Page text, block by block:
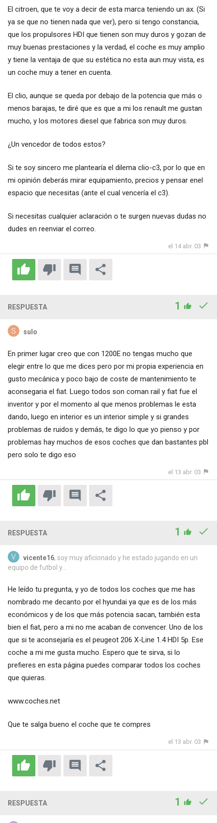
El citroen, que te voy a decir de esta marca teniendo un ax. (Si
ya se que no tienen nada que ver), pero si tengo constancia,
que los propulsores HDI que tienen son muy duros y gozan de
muy buenas prestaciones y la verdad, el coche es muy amplio
y tiene la ventaja de que su estética no esta aun muy vista, es
un coche muy a tener en cuenta.
El clio, aunque se queda por debajo de la potencia que más o
menos barajas, te diré que es que a mi los renault me gustan
mucho, y los motores diesel que fabrica son muy duros.
¿Un vencedor de todos estos?
Si te soy sincero me plantearía el dilema clio-c3, por lo que en
mi opinión deberás mirar equipamiento, precios y pensar enel
espacio que necesitas (ante el cual vencería el c3).
Si necesitas cualquier aclaración o te surgen nuevas dudas no
dudes en reenviar el correo.
el 14 abr. 03
RESPUESTA 1
sulo
En primer lugar creo que con 1200E no tengas mucho que
elegir entre lo que me dices pero por mi propia experiencia en
gusto mecánica y poco bajo de coste de mantenimiento te
aconsegaria el fiat. Luego todos son coman rail y fiat fue el
inventor y por el momento al que menos problemas le esta
dando, luego en interior es un interior simple y si grandes
problemas de ruidos y demás, te digo lo que yo pienso y por
problemas hay muchos de esos coches que dan bastantes pbl
pero solo te digo eso
el 13 abr. 03
RESPUESTA 1
vicente16, soy muy aficionado y he estado jugando en un
equipo de futbol y...
He leído tu pregunta, y yo de todos los coches que me has
nombrado me decanto por el hyundai ya que es de los más
económicos y de los que más potencia sacan, también esta
bien el fiat, pero a mi no me acaban de convencer. Uno de los
que si te aconsejaría es el peugeot 206 X-Line 1.4 HDI 5p. Ese
coche a mi me gusta mucho. Espero que te sirva, si lo
prefieres en esta página puedes comparar todos los coches
que quieras.
www.coches.net
Que te salga bueno el coche que te compres
el 13 abr. 03
RESPUESTA 1